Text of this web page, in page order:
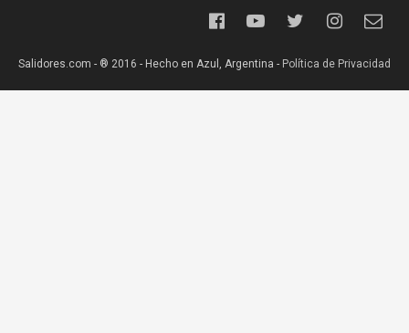
Salidores.com - ® 2016 - Hecho en Azul, Argentina - Política de Privacidad